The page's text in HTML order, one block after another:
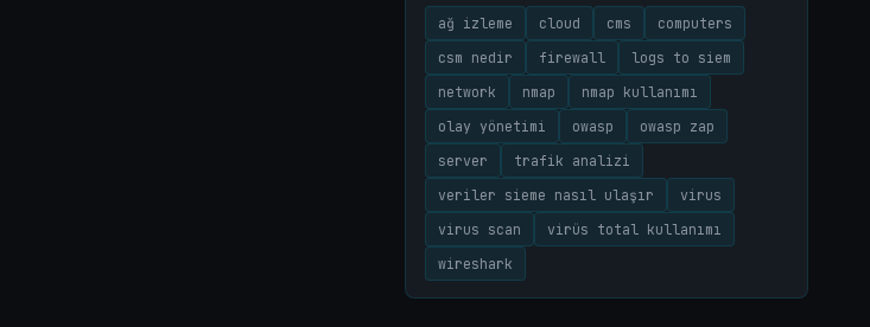
ağ izleme cloud cms
computers
csm nedir
firewall
logs to siem
network
nmap
nmap kullanımı
olay yönetimi
owasp
owasp zap
server
trafik analizi
veriler sieme nasıl ulaşır
virus
virus scan
virüs total kullanımı
wireshark